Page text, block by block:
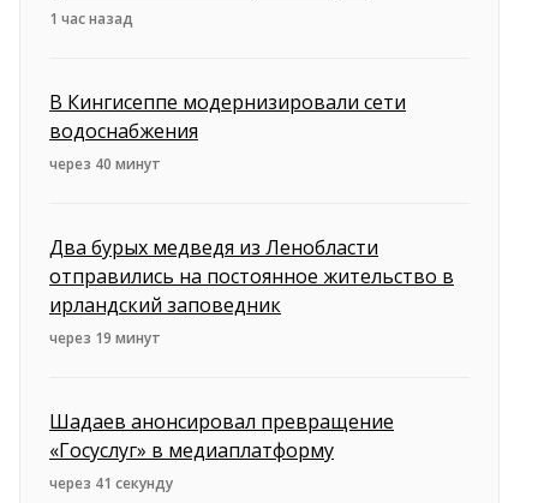
1 час назад
В Кингисеппе модернизировали сети
водоснабжения
через 40 минут
Два бурых медведя из Ленобласти
отправились на постоянное жительство в
ирландский заповедник
через 19 минут
Шадаев анонсировал превращение
«Госуслуг» в медиаплатформу
через 41 секунду